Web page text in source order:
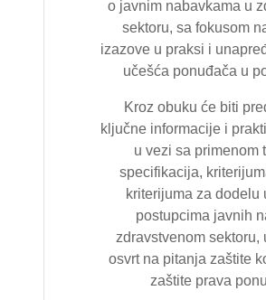
o javnim nabavkama u
sektoru, sa fokusom
izazove u praksi i
učešća ponuđača u
Kroz obuku će biti
ključne informacije i
u vezi sa primenom
specifikacija,
kriterijuma za dodelu
postupcima javnih
zdravstvenom sektoru,
osvrt na pitanja zaštite
zaštite prava